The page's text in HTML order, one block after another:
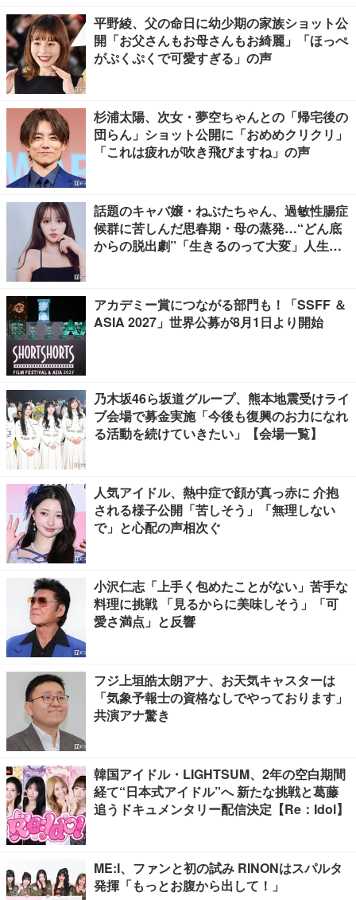
平野綾、父の命日に幼少期の家族ショット公
開「お父さんもお母さんもお綺麗」「ほっぺ
がぷくぷくで可愛すぎる」の声
杉浦太陽、次女・夢空ちゃんとの「帰宅後の
団らん」ショット公開に「おめめクリクリ」
「これは疲れが吹き飛びますね」の声
話題のキャバ嬢・ねぶたちゃん、過敏性腸症
候群に苦しんだ思春期・母の蒸発…“どん底
からの脱出劇”「生きるのって大変」人生変
アカデミー賞につながる部門も！「SSFF ＆
ASIA 2027」世界公募が8月1日より開始
乃木坂46ら坂道グループ、熊本地震受けライ
ブ会場で募金実施「今後も復興のお力になれ
る活動を続けていきたい」【会場一覧】
人気アイドル、熱中症で顔が真っ赤に 介抱
される様子公開「苦しそう」「無理しない
で」と心配の声相次ぐ
小沢仁志「上手く包めたことがない」苦手な
料理に挑戦 「見るからに美味しそう」「可
愛さ満点」と反響
フジ上垣皓太朗アナ、お天気キャスターは
「気象予報士の資格なしでやっております」
共演アナ驚き
韓国アイドル・LIGHTSUM、2年の空白期間
経て“日本式アイドル”へ 新たな挑戦と葛藤
追うドキュメンタリー配信決定【Re：Idol】
ME:I、ファンと初の試み RINONはスパルタ
発揮「もっとお腹から出して！」